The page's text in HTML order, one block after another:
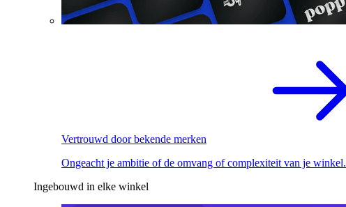
Vertrouwd door bekende merken
Ongeacht je ambitie of de omvang of complexiteit van je winkel.
Ingebouwd in elke winkel